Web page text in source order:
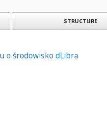
STRUCTURE
o środowisko dLibra